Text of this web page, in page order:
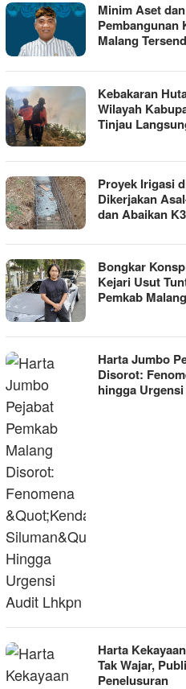
Minim Aset
Pembangunan
Malang
Kebakaran
Wilayah
Tinjau
Proyek Irigasi
Dikerjakan
dan Abaikan K3
Bongkar
Kejari Usut
Pemkab Malang
Harta Jumbo
Disorot:
hingga
Harta
Tak Wajar,
Penelusuran